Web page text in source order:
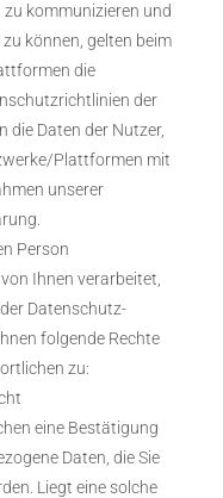
kommunizieren und
können, gelten beim
die
der
die Daten der Nutzer,
Plattformen mit
unserer
Person
Ihnen verarbeitet,
Datenschutz-
folgende Rechte
zu:
eine Bestätigung
Daten, die Sie
Liegt eine solche